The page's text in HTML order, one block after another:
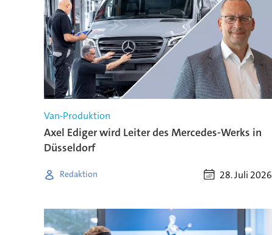
Van-Produktion
Axel Ediger wird Leiter des Mercedes-Werks in
Düsseldorf
Redaktion 28. Juli 2026